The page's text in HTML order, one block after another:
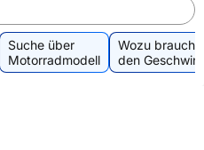
Suche über
Motorradmodell
Wozu
den